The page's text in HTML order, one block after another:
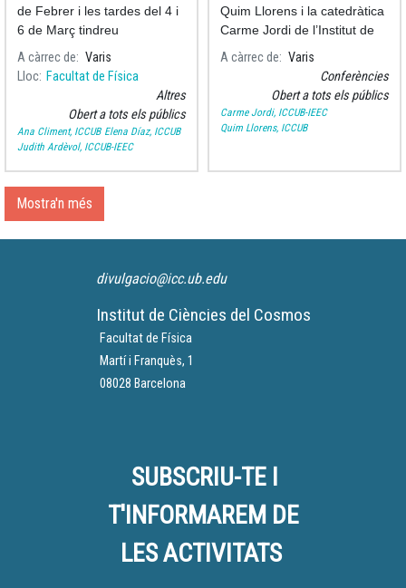
de Febrer i les tardes del 4 i
6 de Març tindreu
l'oportunitat de conèixer el
treball d'algunes
doctorandes de la facultat de
A càrrec de
Varis
Lloc Facultat de Física
Altres
Obert a tots els públics
Ana Climent, ICCUB Elena Díaz, ICCUB
Judith Ardèvol, ICCUB-IEEC
Quim Llorens i la catedràtica
Carme Jordi de l’Institut de
Ciències del Cosmos de la
Universitat de Barcelona
A càrrec de
Varis
Conferències
Obert a tots els públics
Carme Jordi, ICCUB-IEEC
Quim Llorens, ICCUB
Mostra'n més
divulgacio@icc.ub.edu
Institut de Ciències del Cosmos
Facultat de Física
Martí i Franquès, 1
08028 Barcelona
SUBSCRIU-TE I
T'INFORMAREM DE
LES ACTIVITATS